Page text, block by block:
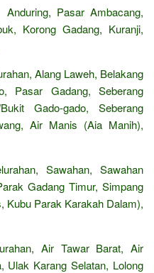
Pasar Ambacang,
Korong Gadang, Kuranji,
Alang Laweh, Belakang
Pasar Gadang, Seberang
Gado-gado, Seberang
Air Manis (Aia Manih),
Sawahan, Sawahan
Gadang Timur, Simpang
Kubu Parak Karakah Dalam),
Air Tawar Barat, Air
Ulak Karang Selatan, Lolong